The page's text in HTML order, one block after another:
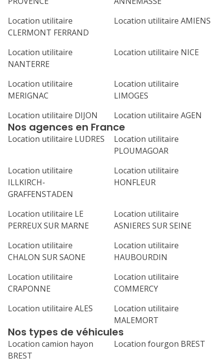
Location utilitaire
CLERMONT FERRAND
Location utilitaire AMIENS
Location utilitaire
NANTERRE
Location utilitaire NICE
Location utilitaire
MERIGNAC
Location utilitaire
LIMOGES
Location utilitaire DIJON
Location utilitaire AGEN
Nos agences en France
Location utilitaire LUDRES
Location utilitaire
PLOUMAGOAR
Location utilitaire
ILLKIRCH-
GRAFFENSTADEN
Location utilitaire
HONFLEUR
Location utilitaire LE
PERREUX SUR MARNE
Location utilitaire
ASNIERES SUR SEINE
Location utilitaire
CHALON SUR SAONE
Location utilitaire
HAUBOURDIN
Location utilitaire
CRAPONNE
Location utilitaire
COMMERCY
Location utilitaire ALES
Location utilitaire
MALEMORT
Nos types de véhicules
Location camion hayon
BREST
Location fourgon BREST